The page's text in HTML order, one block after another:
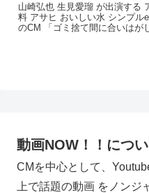
山崎弘也 生見愛瑠 が出演する
料 アサヒ おいしい水 シンプル
のCM 「ゴミ捨て間に合いはが
動画NOW！！につ
CMを中心として、
上で話題の動画 をノン